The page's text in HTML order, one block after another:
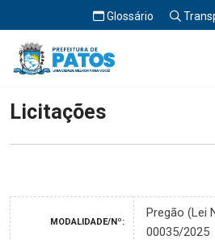
Glossário
Início Licitações
Licitações
MODALIDADE/Nº:
Pregão (Lei
00035/2025